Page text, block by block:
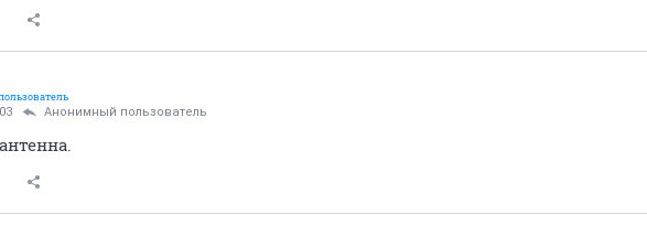
Анонимный пользователь